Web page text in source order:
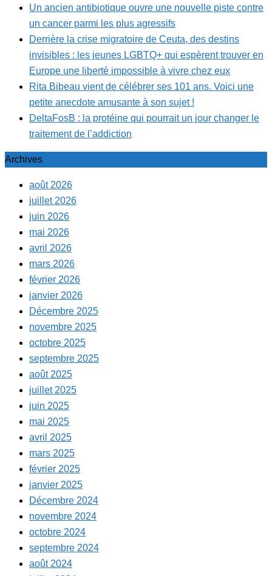
Un ancien antibiotique ouvre une nouvelle piste contre
un cancer parmi les plus agressifs
Derrière la crise migratoire de Ceuta, des destins
invisibles : les jeunes LGBTQ+ qui espèrent trouver en
Europe une liberté impossible à vivre chez eux
Rita Bibeau vient de célébrer ses 101 ans. Voici une
petite anecdote amusante à son sujet !
DeltaFosB : la protéine qui pourrait un jour changer le
traitement de l’addiction
Archives
août 2026
juillet 2026
juin 2026
mai 2026
avril 2026
mars 2026
février 2026
janvier 2026
Décembre 2025
novembre 2025
octobre 2025
septembre 2025
août 2025
juillet 2025
juin 2025
mai 2025
avril 2025
mars 2025
février 2025
janvier 2025
Décembre 2024
novembre 2024
octobre 2024
septembre 2024
août 2024